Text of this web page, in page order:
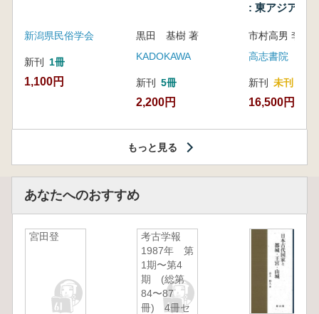
新潟県民俗学会
新刊 1冊
1,100円
黒田 基樹 著
KADOKAWA
新刊 5冊
2,200円
: 東アジアと
高志書院
新刊 未刊
16,500円
もっと見る
あなたへのおすすめ
宮田登
考古学報
1987年 第
1期〜第4
期 (総第
84〜87
冊) 4冊セ